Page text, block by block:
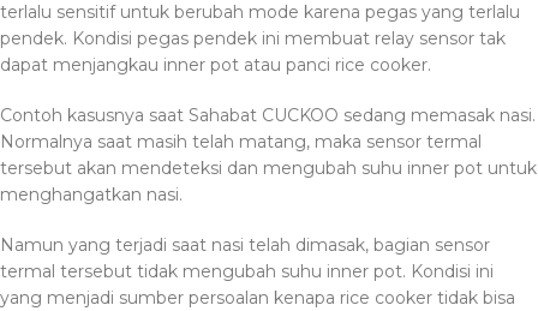
terlalu sensitif untuk berubah mode karena pegas yang terlalu
pendek. Kondisi pegas pendek ini membuat relay sensor tak
dapat menjangkau inner pot atau panci rice cooker.
Contoh kasusnya saat Sahabat CUCKOO sedang memasak nasi.
Normalnya saat masih telah matang, maka sensor termal
tersebut akan mendeteksi dan mengubah suhu inner pot untuk
menghangatkan nasi.
Namun yang terjadi saat nasi telah dimasak, bagian sensor
termal tersebut tidak mengubah suhu inner pot. Kondisi ini
yang menjadi sumber persoalan kenapa rice cooker tidak bisa